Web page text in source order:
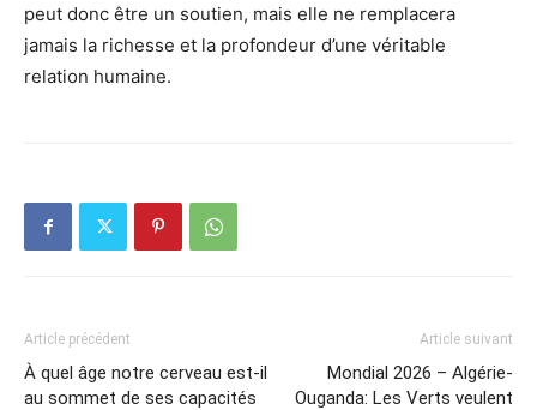
peut donc être un soutien, mais elle ne remplacera
jamais la richesse et la profondeur d’une véritable
relation humaine.
Article précédent
À quel âge notre cerveau est-il
au sommet de ses capacités
Article suivant
Mondial 2026 – Algérie-
Ouganda: Les Verts veulent